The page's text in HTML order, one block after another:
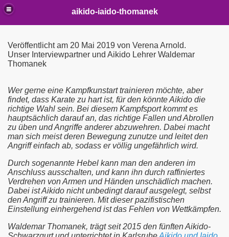
aikido-iaido-thomanek
Veröffentlicht am 20 Mai 2019 von Verena Arnold.
Unser Interviewpartner und Aikido Lehrer Waldemar
Thomanek
Wer gerne eine Kampfkunstart trainieren möchte, aber
findet, dass Karate zu hart ist, für den könnte Aikido die
richtige Wahl sein. Bei diesem Kampfsport kommt es
hauptsächlich darauf an, das richtige Fallen und Abrollen
zu üben und Angriffe anderer abzuwehren. Dabei macht
man sich meist deren Bewegung zunutze und leitet den
Angriff einfach ab, sodass er völlig ungefährlich wird.
Durch sogenannte Hebel kann man den anderen im
Anschluss ausschalten, und kann ihn durch raffiniertes
Verdrehen von Armen und Händen unschädlich machen.
Dabei ist Aikido nicht unbedingt darauf ausgelegt, selbst
den Angriff zu trainieren. Mit dieser pazifistischen
Einstellung einhergehend ist das Fehlen von Wettkämpfen.
Waldemar Thomanek, trägt seit 2015 den fünften Aikido-
Aikido